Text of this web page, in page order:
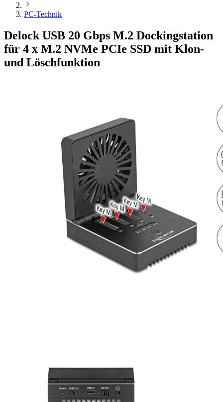
PC-Technik
Delock USB 20 Gbps M.2 Dockingstation
für 4 x M.2 NVMe PCIe SSD mit Klon-
und Löschfunktion